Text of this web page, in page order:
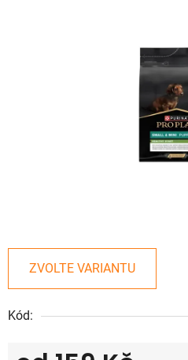
ZVOLTE VARIANTU
Kód: